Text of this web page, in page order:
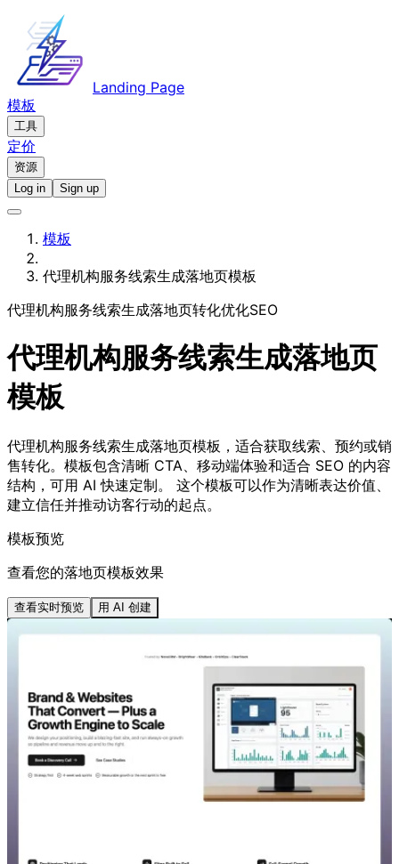
Landing Page
模板
工具
定价
资源
Log in
Sign up
模板
代理机构服务线索生成落地页模板
代理机构服务线索生成落地页转化优化SEO
代理机构服务线索生成落地页
模板
代理机构服务线索生成落地页模板，适合获取线索、预约或销
售转化。模板包含清晰 CTA、移动端体验和适合 SEO 的内容
结构，可用 AI 快速定制。 这个模板可以作为清晰表达价值、
建立信任并推动访客行动的起点。
模板预览
查看您的落地页模板效果
查看实时预览 用 AI 创建